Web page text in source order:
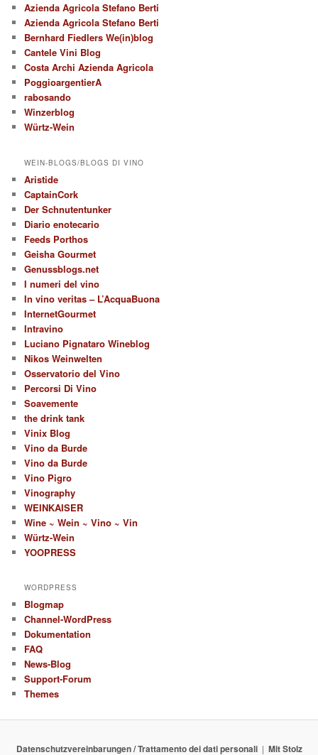
Azienda Agricola Stefano Berti
Azienda Agricola Stefano Berti
Bernhard Fiedlers We(in)blog
Cantele Vini Blog
Costa Archi Azienda Agricola
PoggioargentierA
rabosando
Winzerblog
Würtz-Wein
WEIN-BLOGS/BLOGS DI VINO
Aristide
CaptainCork
Der Schnutentunker
Diario enotecario
Feeds Porthos
Geisha Gourmet
Genussblogs.net
I numeri del vino
In vino veritas – L’AcquaBuona
InternetGourmet
Intravino
Luciano Pignataro Wineblog
Nikos Weinwelten
Osservatorio del Vino
Percorsi Di Vino
Soavemente
the drink tank
Vinix Blog
Vino da Burde
Vino da Burde
Vino Pigro
Vinography
WEINKAISER
Wine ~ Wein ~ Vino ~ Vin
Würtz-Wein
YOOPRESS
WORDPRESS
Blogmap
Channel-WordPress
Dokumentation
FAQ
News-Blog
Support-Forum
Themes
Datenschutzvereinbarungen / Trattamento dei dati personali Mit Stolz